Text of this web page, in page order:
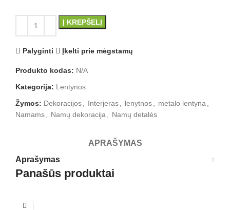
Į KREPŠELĮ
Palyginti Įkelti prie mėgstamų
Produkto kodas: N/A
Kategorija: Lentynos
Žymos: Dekoracijos Interjeras lenytnos metalo lentyna
Namams
Namų dekoracija Namų detalės
APRAŠYMAS
Aprašymas
Panašūs produktai